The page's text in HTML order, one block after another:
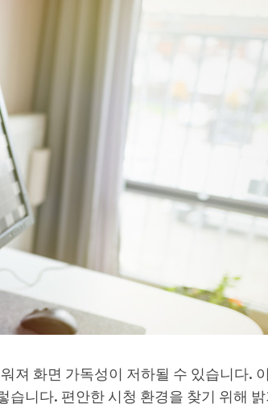
져 화면 가독성이 저하될 수 있습니다.
니다. 편안한 시청 환경을 찾기 위해